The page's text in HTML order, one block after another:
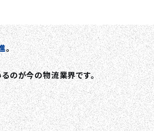
。
のが今の物流業界です。